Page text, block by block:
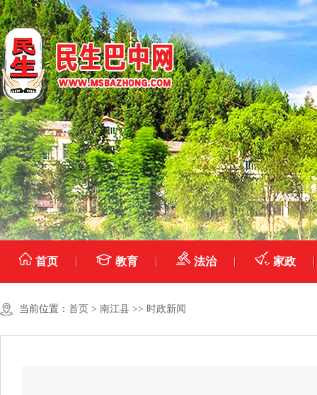
首页 教育 法治 家政
当前位置： 首页 > 南江县 >> 时政新闻